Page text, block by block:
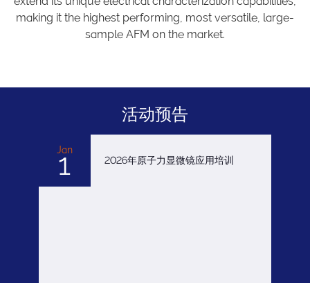
making it the highest performing, most versatile, large-
sample AFM on the market.
活动预告
Jan
1 2026年原子力显微镜应用培训